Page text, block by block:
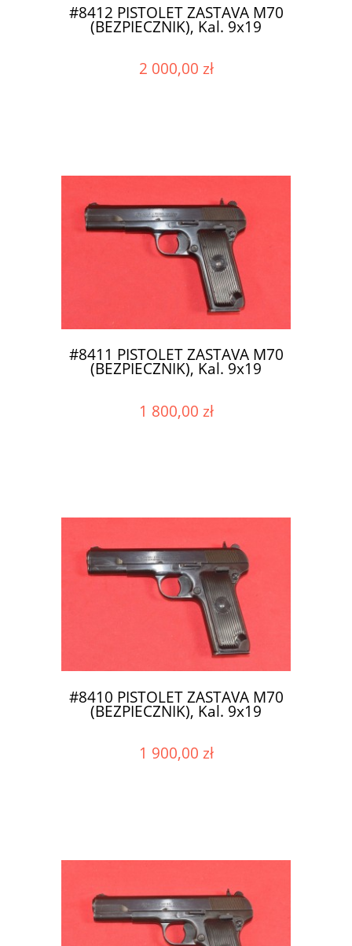
#8412 PISTOLET ZASTAVA M70
(BEZPIECZNIK), Kal. 9x19
2 000,00 zł
#8411 PISTOLET ZASTAVA M70
(BEZPIECZNIK), Kal. 9x19
1 800,00 zł
#8410 PISTOLET ZASTAVA M70
(BEZPIECZNIK), Kal. 9x19
1 900,00 zł